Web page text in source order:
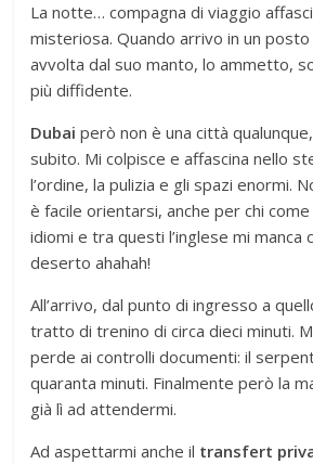
La notte… compagna di viaggio
misteriosa. Quando arrivo in un
avvolta dal suo manto, lo ammetto,
più diffidente.
Dubai però non è una città
subito. Mi colpisce e affascina nello
l’ordine, la pulizia e gli spazi enormi.
è facile orientarsi, anche per chi
idiomi e tra questi l’inglese mi manca
deserto ahahah!
All’arrivo, dal punto di ingresso a
tratto di trenino di circa dieci minuti.
perde ai controlli documenti: il
quaranta minuti. Finalmente però la
già lì ad attendermi.
Ad aspettarmi anche il transfert